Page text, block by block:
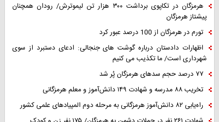
هرمزگان در تکاپوی برداشت ۳۰۰ هزار تن لیموترش/ رودان همچنان
پیشتاز هرمزگان
تورم در هرمزگان از 100 درصد عبور کرد
اظهارات دادستان درباره گوشت های جنجالی: ادعای دستبرد از سوی
شهرداری است/ ما تکذیب می کنیم
۷۷ درصد حجم سدهای هرمزگان پُر شد
تخریب ۸۸ مدرسه و شهادت ۱۴۹ دانش‌آموز و معلم هرمزگانی
راه‌یابی ۸۲ دانش‌آموز هرمزگانی به مرحله دوم المپیادهای علمی کشور